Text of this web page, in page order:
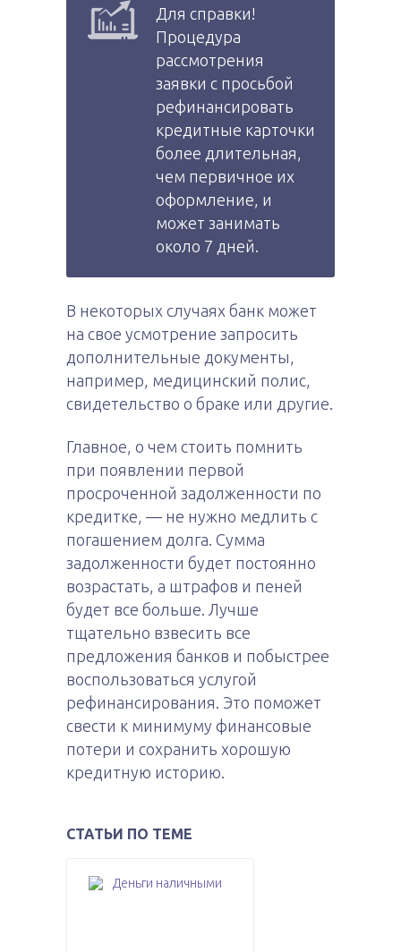
Для справки!
Процедура
рассмотрения
заявки с просьбой
рефинансировать
кредитные карточки
более длительная,
чем первичное их
оформление, и
может занимать
около 7 дней.
В некоторых случаях банк может
на свое усмотрение запросить
дополнительные документы,
например, медицинский полис,
свидетельство о браке или другие.
Главное, о чем стоить помнить
при появлении первой
просроченной задолженности по
кредитке, — не нужно медлить с
погашением долга. Сумма
задолженности будет постоянно
возрастать, а штрафов и пеней
будет все больше. Лучше
тщательно взвесить все
предложения банков и побыстрее
воспользоваться услугой
рефинансирования. Это поможет
свести к минимуму финансовые
потери и сохранить хорошую
кредитную историю.
СТАТЬИ ПО ТЕМЕ